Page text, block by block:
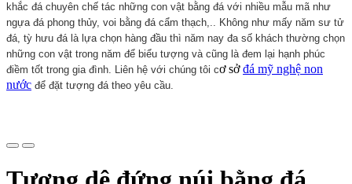
khắc đá chuyên chế tác những con vật bằng đá với nhiều mẫu mã như
ngựa đá phong thủy, voi bằng đá cẩm thạch,.. Không như mấy năm sư tử
đá, tỳ hưu đá là lựa chọn hàng đầu thì năm nay đa số khách thường chọn
những con vật trong năm để biểu tượng và cũng là đem lại hạnh phúc
điềm tốt trong gia đình. Liên hệ với chúng tôi cơ sởđá mỹ nghệ non
nước để đặt tượng đá theo yêu cầu.